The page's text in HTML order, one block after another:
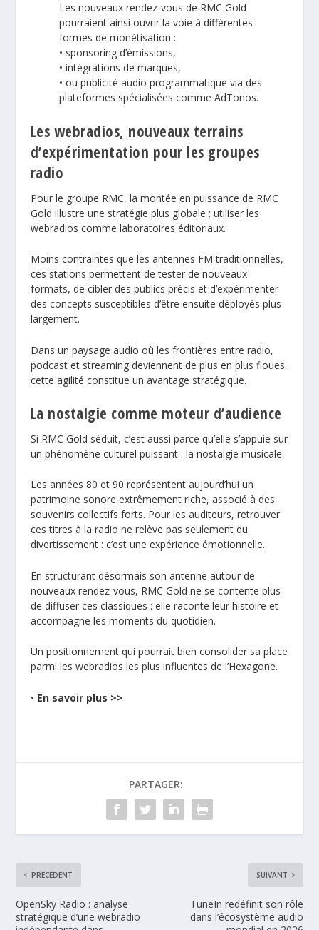
Les nouveaux rendez-vous de RMC Gold
pourraient ainsi ouvrir la voie à différentes
formes de monétisation :
• sponsoring d’émissions,
• intégrations de marques,
• ou publicité audio programmatique via des
plateformes spécialisées comme AdTonos.
Les webradios, nouveaux terrains
d’expérimentation pour les groupes
radio
Pour le groupe RMC, la montée en puissance de RMC
Gold illustre une stratégie plus globale : utiliser les
webradios comme laboratoires éditoriaux.
Moins contraintes que les antennes FM traditionnelles,
ces stations permettent de tester de nouveaux
formats, de cibler des publics précis et d’expérimenter
des concepts susceptibles d’être ensuite déployés plus
largement.
Dans un paysage audio où les frontières entre radio,
podcast et streaming deviennent de plus en plus floues,
cette agilité constitue un avantage stratégique.
La nostalgie comme moteur d’audience
Si RMC Gold séduit, c’est aussi parce qu’elle s’appuie sur
un phénomène culturel puissant : la nostalgie musicale.
Les années 80 et 90 représentent aujourd’hui un
patrimoine sonore extrêmement riche, associé à des
souvenirs collectifs forts. Pour les auditeurs, retrouver
ces titres à la radio ne relève pas seulement du
divertissement : c’est une expérience émotionnelle.
En structurant désormais son antenne autour de
nouveaux rendez-vous, RMC Gold ne se contente plus
de diffuser ces classiques : elle raconte leur histoire et
accompagne les moments du quotidien.
Un positionnement qui pourrait bien consolider sa place
parmi les webradios les plus influentes de l’Hexagone.
• En savoir plus >>
PARTAGER:
PRÉCÉDENT
OpenSky Radio : analyse
stratégique d’une webradio
SUIVANT
TuneIn redéfinit son rôle
dans l’écosystème audio